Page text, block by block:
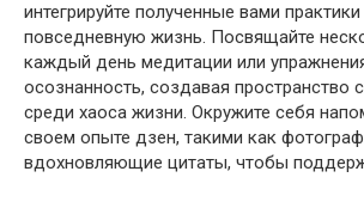
интегрируйте полученные вами
повседневную жизнь. Посвящайте
каждый день медитации или
осознанность, создавая пространство
среди хаоса жизни. Окружите себя
своем опыте дзен, такими как
вдохновляющие цитаты, чтобы